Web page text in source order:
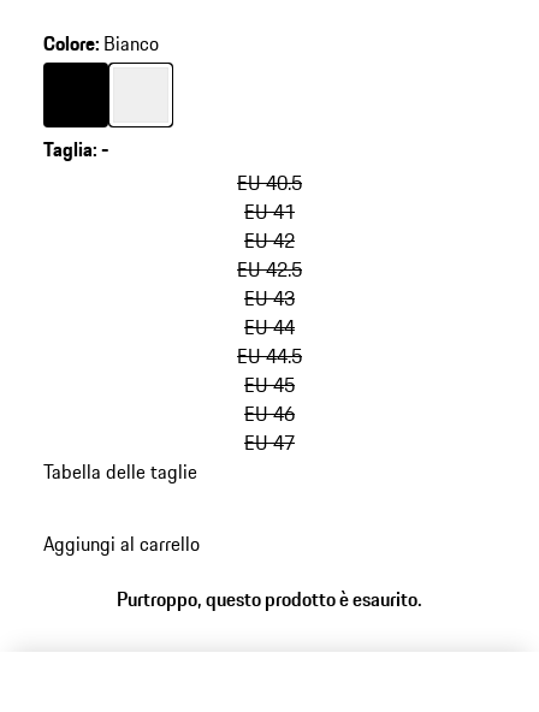
ottimale e un'ammortizzazione morbida.
Colore: Bianco
Colore
Nero
Colore Bianco
Taglia:-
EU 40.5
EU 41
EU 42
EU 42.5
EU 43
EU 44
EU 44.5
EU 45
EU 46
EU 47
varianti
Tabella delle taglie
Aggiungi al carrello
Purtroppo, questo prodotto è esaurito.